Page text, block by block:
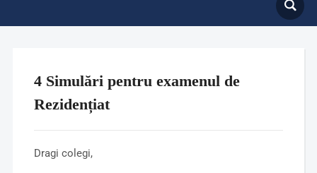
4 Simulări pentru examenul de
Rezidențiat
Dragi colegi,